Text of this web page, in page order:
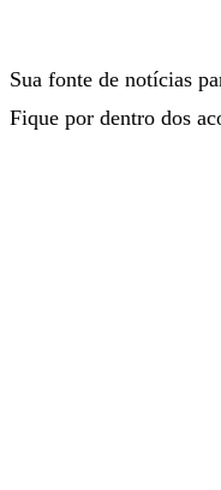
Sua fonte de notícias
Fique por dentro dos